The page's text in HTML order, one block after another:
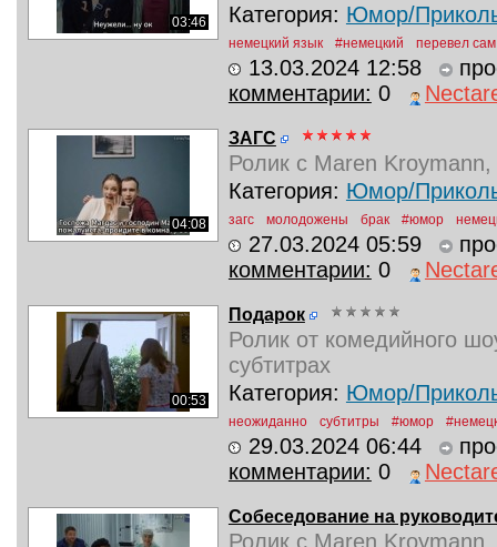
03:46
Категория: Юмор/
немецкий язык #немецкий перевел сам
13.03.2024 12:58
комментарии: 0
04:08
ЗАГС
Ролик с Maren
Категория: Юмор/
загс молодожены брак #юмор
27.03.2024 05:59
комментарии: 0
00:53
Подарок
Ролик от комедийного
субтитрах
Категория: Юмор/
неожиданно субтитры #юмор
29.03.2024 06:44
комментарии: 0
Собеседование на
Ролик с Maren